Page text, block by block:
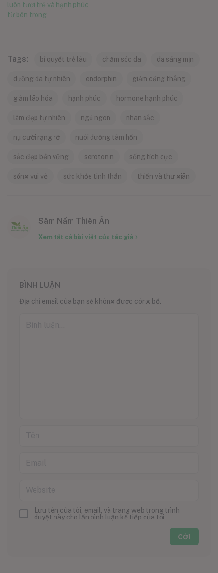
luôn tươi trẻ và hạnh phúc
từ bên trong
Tags: bí quyết trẻ lâu chăm sóc da da sáng mịn
dưỡng da tự nhiên endorphin giảm căng thẳng
giảm lão hóa hạnh phúc hormone hạnh phúc
làm đẹp tự nhiên ngủ ngon nhan sắc
nụ cười rạng rỡ nuôi dưỡng tâm hồn
sắc đẹp bền vững serotonin sống tích cực
sống vui vẻ sức khỏe tinh thần thiền và thư giãn
Sâm Nấm Thiên Ân
Xem tất cả bài viết của tác giả
BÌNH LUẬN
Địa chỉ email của bạn sẽ không được công bố.
Lưu tên của tôi, email, và trang web trong trình
duyệt này cho lần bình luận kế tiếp của tôi.